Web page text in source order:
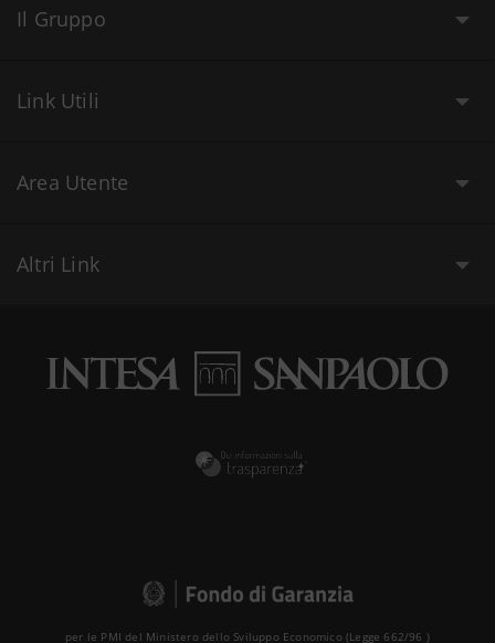
Il Gruppo
Link Utili
Area Utente
Altri Link
per le PMI del Ministero dello Sviluppo Economico (Legge 662/96 )